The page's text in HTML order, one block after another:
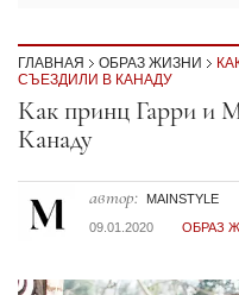
ГЛАВНАЯ ОБРАЗ ЖИЗНИ
СЪЕЗДИЛИ В КАНАДУ
Секция
Как принц Гарри и
Канаду
автор:
MAINSTYLE
09.01.2020
ОБРАЗ